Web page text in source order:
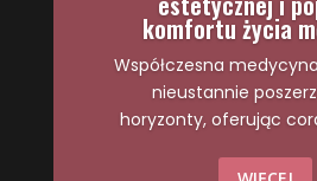
komfortu życia
Współczesna
nieustannie
horyzonty, oferując